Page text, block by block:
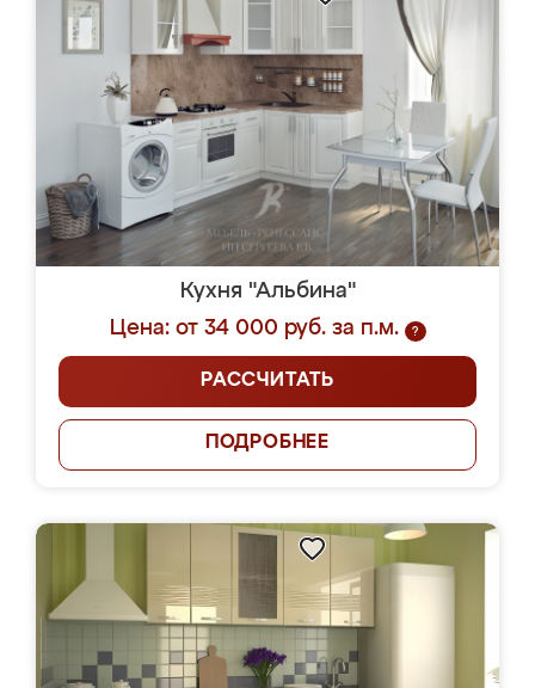
Кухня "Альбина"
Цена: от 34 000 руб. за п.м.
?
РАССЧИТАТЬ
ПОДРОБНЕЕ